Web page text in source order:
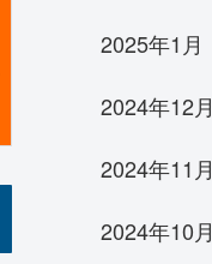
2025年1月
2024年12月
2024年11月
2024年10月